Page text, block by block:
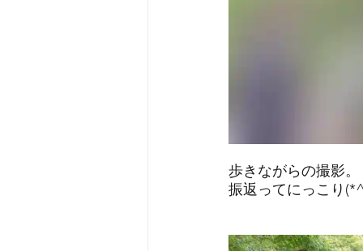
歩きながらの撮影。
振返ってにっこり